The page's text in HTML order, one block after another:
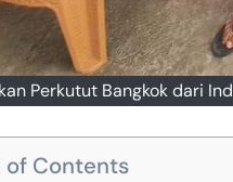
Perkutut Bangkok dari
of Contents